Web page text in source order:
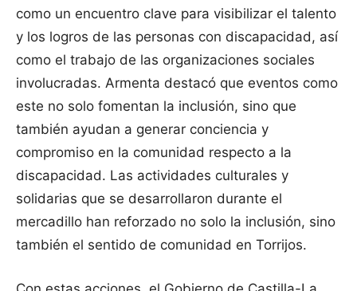
como un encuentro clave para visibilizar el talento
y los logros de las personas con discapacidad, así
como el trabajo de las organizaciones sociales
involucradas. Armenta destacó que eventos como
este no solo fomentan la inclusión, sino que
también ayudan a generar conciencia y
compromiso en la comunidad respecto a la
discapacidad. Las actividades culturales y
solidarias que se desarrollaron durante el
mercadillo han reforzado no solo la inclusión, sino
también el sentido de comunidad en Torrijos.